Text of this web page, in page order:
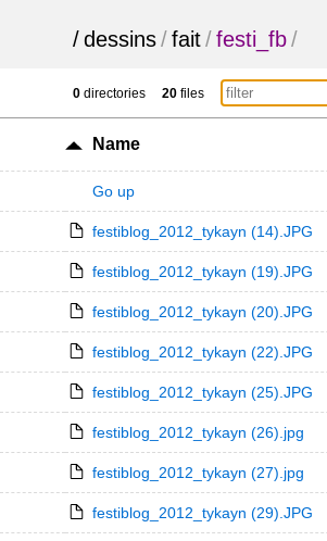
/dessins/fait/festi_fb/
0 directories 20 files
Name
Go up
festiblog_2012_tykayn (14).JPG
festiblog_2012_tykayn (19).JPG
festiblog_2012_tykayn (20).JPG
festiblog_2012_tykayn (22).JPG
festiblog_2012_tykayn (25).JPG
festiblog_2012_tykayn (26).jpg
festiblog_2012_tykayn (27).jpg
festiblog_2012_tykayn (29).JPG